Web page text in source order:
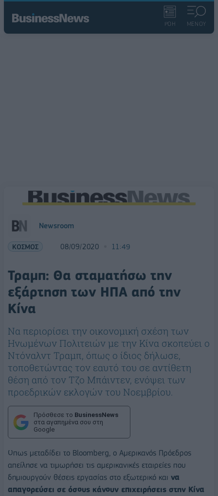
ΡΟΗ ΜΕΝΟΥ
Newsroom
ΚΟΣΜΟΣ 08/09/2020 11:49
Τραμπ: Θα σταματήσω την
εξάρτηση των ΗΠΑ από την
Κίνα
Να περιορίσει την οικονομική σχέση των
Ηνωμένων Πολιτειών με την Κίνα σκοπεύει ο
Ντόναλντ Τραμπ, όπως ο ίδιος δήλωσε,
τοποθετώντας τον εαυτό του σε αντίθετη
θέση από τον Τζο Μπάιντεν, ενόψει των
προεδρικών εκλογών του Νοεμβρίου.
Πρόσθεσε το BusinessNews
στα αγαπημένα σου στη
Google
Οπως μεταδίδει το Bloomberg, ο Αμερικανός Πρόεδρος
απείλησε να τιμωρήσει τις αμερικανικές εταιρείες που
δημιουργούν θέσεις εργασίας στο εξωτερικό και να
απαγορεύσει σε όσους κάνουν επιχειρήσεις στην Κίνα